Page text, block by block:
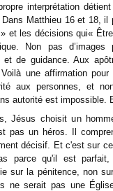
interprétation détient
Dans Matthieu 16 et 18,
» et les décisions qui«
Non pas d’images
et de guidance. Aux
une affirmation pour
aux personnes, et
autorité est impossible.
Jésus choisit un
pas un héros. Il
décisif. Et c'est sur
parce qu'il est
sur la pénitence, non
ne serait pas une